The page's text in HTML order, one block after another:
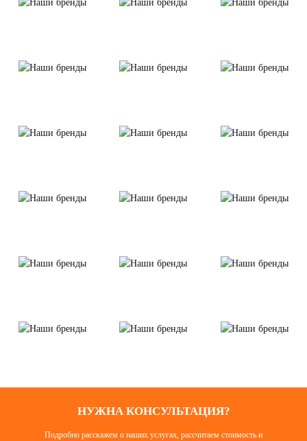
НУЖНА КОНСУЛЬТАЦИЯ?
Подробно расскажем о наших услугах, рассчитаем стоимость и